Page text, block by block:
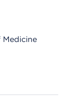
Medicine